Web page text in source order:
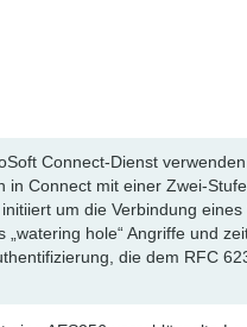
Connect-Dienst
Connect mit einer Zwei-
um die Verbindung
hole“ Angriffe und
die dem RFC